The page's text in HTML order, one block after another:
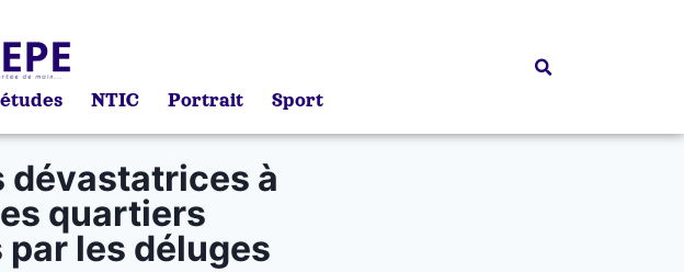
NTIC Portrait Sport
dévastatrices à
quartiers
les déluges